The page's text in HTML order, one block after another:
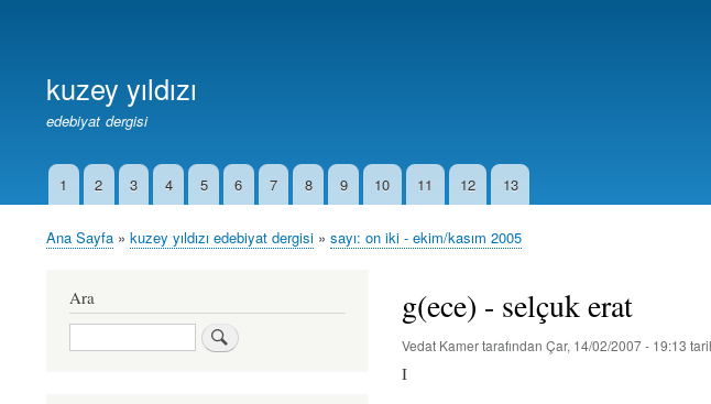
kuzey yıldızı
edebiyat dergisi
İkincil1 2 3 4 5 6 7 8 9 10 11 12 13
Sayfa
Ana Sayfa kuzey yıldızı edebiyat dergisi sayı: on iki - ekim/kasım 2005
g(ece) - selçuk erat
Vedat Kamertarafından Çar, 14/02/2007 - 19:13
I
Ara
Ara